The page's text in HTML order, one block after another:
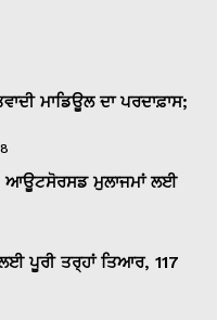
ਮਾਡਿਊਲ ਦਾ ਪਰਦਾਫ਼ਾਸ;
ਆਊਟਸੋਰਸਡ ਮੁਲਾਜਮਾਂ ਲਈ
ਪੂਰੀ ਤਰ੍ਹਾਂ ਤਿਆਰ, 117